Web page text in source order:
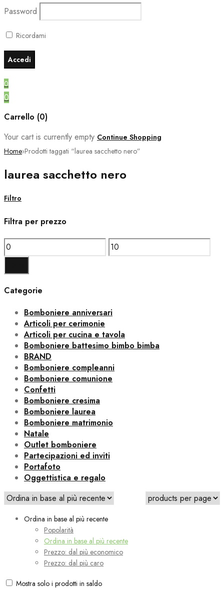
Password
Ricordami
0
0
Carrello (0)
Your cart is currently empty Continue Shopping
Home›Prodotti taggati “laurea sacchetto nero”
laurea sacchetto nero
Filtro
Filtra per prezzo
Prezzo
Min
Prezzo
Max
Categorie
Bomboniere anniversari
Articoli per cerimonie
Articoli per cucina e tavola
Bomboniere battesimo bimbo bimba
BRAND
Bomboniere compleanni
Bomboniere comunione
Confetti
Bomboniere cresima
Bomboniere laurea
Bomboniere matrimonio
Natale
Outlet bomboniere
Partecipazioni ed inviti
Portafoto
Oggettistica e regalo
Ordina in base al più recente
Popolarità
Ordina in base al più recente
Prezzo: dal più economico
Prezzo: dal più caro
Mostra solo i prodotti in saldo